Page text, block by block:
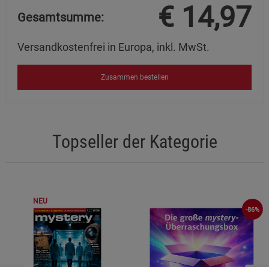
Gesamtsumme: € 14,97
Versandkostenfrei in Europa, inkl. MwSt.
Zusammen bestellen
Topseller der Kategorie
NEU
-86%